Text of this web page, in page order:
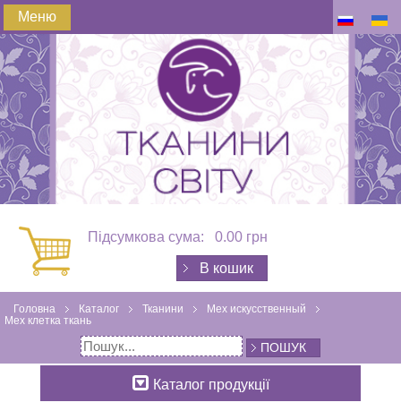
Меню
Підсумкова сума: 0.00 грн
В кошик
Головна Каталог Тканини
Мех искусственный
Мех клетка ткань
ПОШУК
Каталог продукції